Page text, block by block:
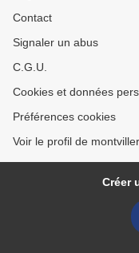
Contact
Signaler un abus
C.G.U.
Cookies et données
Préférences cookies
Voir le profil de
Créer